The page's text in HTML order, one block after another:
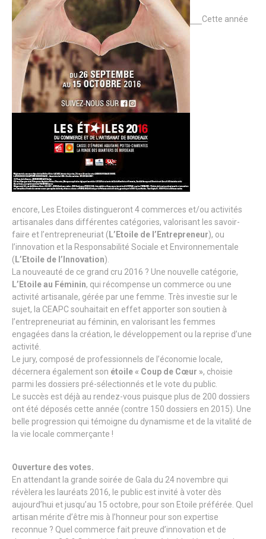
Cette année
encore, Les Etoiles distingueront 4 commerces et/ou activités
artisanales dans différentes catégories, valorisant les savoir-
faire et l’entrepreneuriat ( L’Etoile de l’Entrepreneur), ou
l’innovation et la Responsabilité Sociale et Environnementale
( L’Etoile de l’Innovation).
La nouveauté de ce grand cru 2016 ? Une nouvelle catégorie,
L’Etoile au Féminin, qui récompense un commerce ou une
activité artisanale, gérée par une femme. Très investie sur le
sujet, la CEAPC souhaitait en effet apporter son soutien à
l’entrepreneuriat au féminin, en valorisant les femmes
engagées dans la création, le développement ou la reprise d’une
activité.
Le jury, composé de professionnels de l’économie locale,
décernera également son étoile « Coup de Cœur », choisie
parmi les dossiers pré-sélectionnés et le vote du public.
Le succès est déjà au rendez-vous puisque plus de 200 dossiers
ont été déposés cette année (contre 150 dossiers en 2015). Une
belle progression qui témoigne du dynamisme et de la vitalité de
la vie locale commerçante !
Ouverture des votes.
En attendant la grande soirée de Gala du 24 novembre qui
révèlera les lauréats 2016, le public est invité à voter dès
aujourd’hui et jusqu’au 15 octobre, pour son Etoile préférée. Quel
artisan mérite d’être mis à l’honneur pour son expertise
reconnue ? Quel commerce fait preuve d’innovation et de